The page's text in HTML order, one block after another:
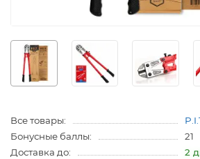
Все товары:
Бонусные баллы:
21
Доставка до:
2